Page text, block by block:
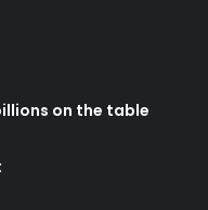
on the table